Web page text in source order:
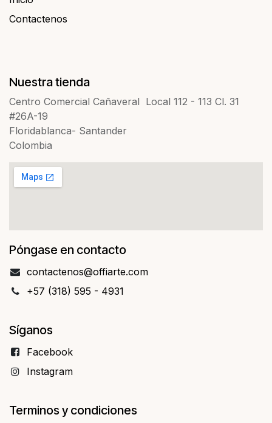
Contactenos​​
Nuestra tienda
Centro Comercial Cañaveral Local 112 - 113 Cl. 31
#26A-19
Floridablanca- Santander
Colombia
Póngase en contacto
contact​​enos@offiarte.com
+57 (318) 595 - 4931
Síganos
Facebo​​ok
Instagram
Terminos y condiciones